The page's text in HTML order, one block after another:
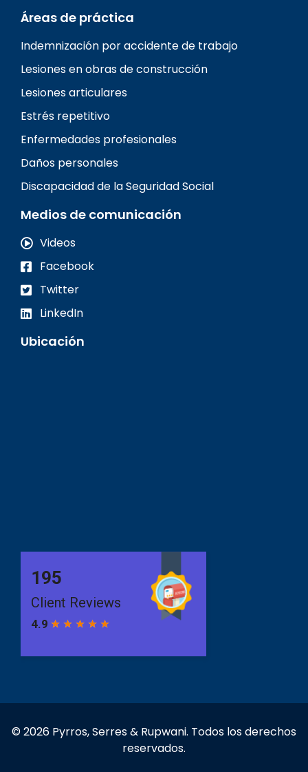
Áreas de práctica
Indemnización por accidente de trabajo
Lesiones en obras de construcción
Lesiones articulares
Estrés repetitivo
Enfermedades profesionales
Daños personales
Discapacidad de la Seguridad Social
Medios de comunicación
Videos
Facebook
Twitter
LinkedIn
Ubicación
© 2026 Pyrros, Serres & Rupwani. Todos los derechos
reservados.